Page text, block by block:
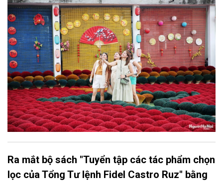
bàn thành phố thực hiện một số nội dung quan trọng. Qua đó
góp phần thực hiện thắng lợi các mục tiêu phát triển du lịch Hà
Nội năm 2026 và giai đoạn tiếp theo.
Ra mắt bộ sách "Tuyển tập các tác phẩm chọn
lọc của Tổng Tư lệnh Fidel Castro Ruz" bằng